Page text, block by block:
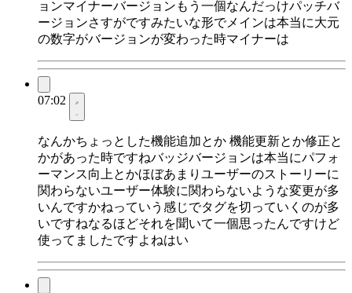
ョンマイナーバージョンもう一個なんだっけパッチバ
ージョンさすがですみたいな形でメインは本当に大元
の数字がバージョンが変わった時マイナーは
07:02
なんかちょっとした機能追加とか 機能更新とか修正と
かがあった時ですねバッジバージョンは本当にパフォ
ーマンス向上とかほぼあまりユーザーのストーリーに
関わらないユーザー体験に関わらないような変更が多
いんですかねっていう感じでタグを切っていくのが多
いですねなるほどそれを聞いて一個思ったんですけど
使ってましたですよねはい